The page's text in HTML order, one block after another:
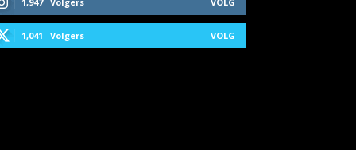
1,041 Volgers VOLG